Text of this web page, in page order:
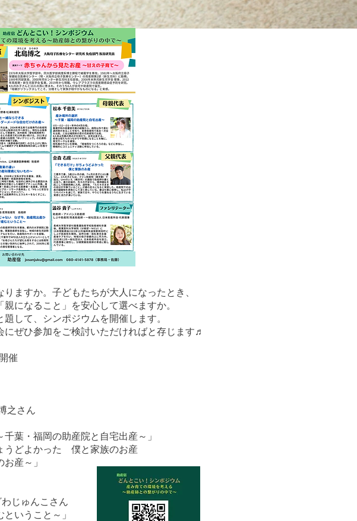
ますか。子どもたちが大人になったとき、
になること」を安心して選べますか。
して、シンポジウムを開催します。
ぜひ参加をご検討いただければと存じます♬
催
之さん
・福岡の助産院と自宅出産～」
どよかった 僕と家族のお産
産～」
じゅんこさん
いうこと～」